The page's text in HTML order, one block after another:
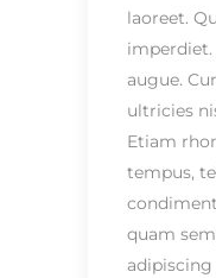
laoreet.
augue.
ultricies
Etiam
tempus,
quam
adipiscing